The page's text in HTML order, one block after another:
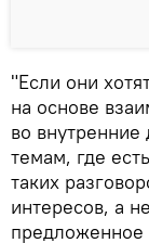
"Если они
на основе
во внутренние
темам, где
таких
интересов, а